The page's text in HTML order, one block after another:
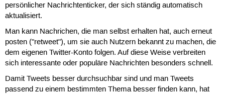
persönlicher Nachrichtenticker, der sich ständig automatisch
aktualisiert.
Man kann Nachrichen, die man selbst erhalten hat, auch erneut
posten ("retweet"), um sie auch Nutzern bekannt zu machen, die
dem eigenen Twitter-Konto folgen. Auf diese Weise verbreiten
sich interessante oder populäre Nachrichten besonders schnell.
Damit Tweets besser durchsuchbar sind und man Tweets
passend zu einem bestimmten Thema besser finden kann, hat